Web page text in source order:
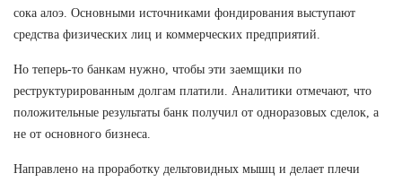
сока алоэ. Основными источниками фондирования выступают
средства физических лиц и коммерческих предприятий.
Но теперь-то банкам нужно, чтобы эти заемщики по
реструктурированным долгам платили. Аналитики отмечают, что
положительные результаты банк получил от одноразовых сделок, а
не от основного бизнеса.
Направлено на проработку дельтовидных мышц и делает плечи